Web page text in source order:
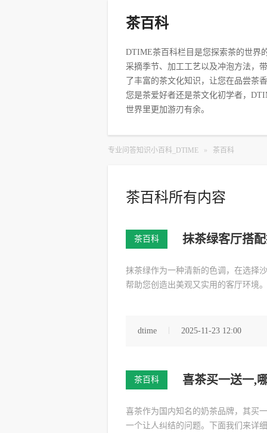
茶百科
DTIME茶百科栏目是您探索茶的世界
采摘季节、加工工艺以及冲泡方法，
了丰富的茶文化知识，让您在品尝茶
您是茶爱好者还是茶文化初学者，
世界里更加游刃有余。
专业问答知识小百科_DTIME » 茶百科
茶百科所有内容
茶百科 抹茶绿客厅搭
抹茶绿作为一种清新的色调，在选择
帮助您创造出美观又实用的客厅环境
dtime 2025-11-23 12:00
茶百科 喜茶买一送一,
喜茶作为国内知名的奶茶品牌，其买
一个让人纠结的问题。下面我们来详